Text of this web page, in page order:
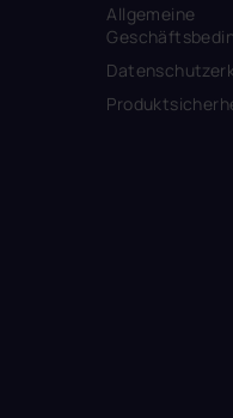
Allgemeine